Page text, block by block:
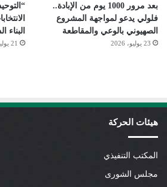
بعد مرور 1000 يوم من الإبادة..
فلولي يدعو لمواجهة المشروع
الصهيوني بالوعي والمقاطعة
23 يوليو، 2026 21 يوليو، 2026
هيئات الحركة
المكتب التنفيذي
مجلس الشورى